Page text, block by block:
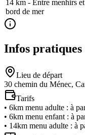
14 km - Entre menhirs et
bord de mer
Infos pratiques
Lieu de départ
30 chemin du Ménec,
Tarifs
• 6km menu adulte : à
• 6km menu enfant : à
• 14km menu adulte : à